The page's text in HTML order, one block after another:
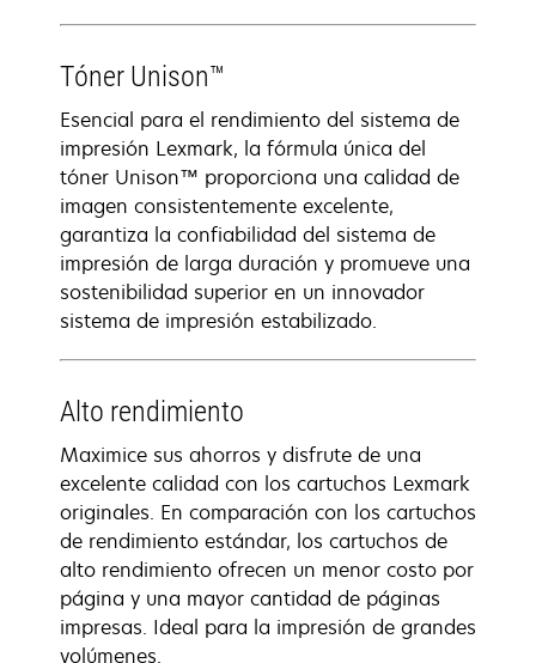
Tóner Unison™
Esencial para el rendimiento del sistema de
impresión Lexmark, la fórmula única del
tóner Unison™ proporciona una calidad de
imagen consistentemente excelente,
garantiza la confiabilidad del sistema de
impresión de larga duración y promueve una
sostenibilidad superior en un innovador
sistema de impresión estabilizado.
Alto rendimiento
Maximice sus ahorros y disfrute de una
excelente calidad con los cartuchos Lexmark
originales. En comparación con los cartuchos
de rendimiento estándar, los cartuchos de
alto rendimiento ofrecen un menor costo por
página y una mayor cantidad de páginas
impresas. Ideal para la impresión de grandes
volúmenes.